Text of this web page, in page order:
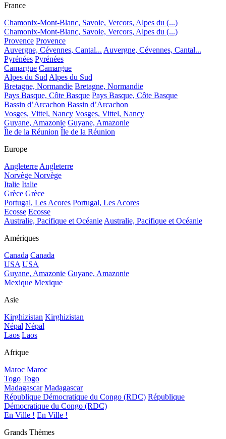
France
Chamonix-Mont-Blanc, Savoie, Vercors, Alpes du (...)
Chamonix-Mont-Blanc, Savoie, Vercors, Alpes du (...)
Provence Provence
Auvergne, Cévennes, Cantal... Auvergne, Cévennes, Cantal...
Pyrénées Pyrénées
Camargue Camargue
Alpes du Sud Alpes du Sud
Bretagne, Normandie Bretagne, Normandie
Pays Basque, Côte Basque Pays Basque, Côte Basque
Bassin d’Arcachon Bassin d’Arcachon
Vosges, Vittel, Nancy Vosges, Vittel, Nancy
Guyane, Amazonie Guyane, Amazonie
Île de la Réunion Île de la Réunion
Europe
Angleterre Angleterre
Norvège Norvège
Italie Italie
Grèce Grèce
Portugal, Les Acores Portugal, Les Acores
Ecosse Ecosse
Australie, Pacifique et Océanie Australie, Pacifique et Océanie
Amériques
Canada Canada
USA USA
Guyane, Amazonie Guyane, Amazonie
Mexique Mexique
Asie
Kirghizistan Kirghizistan
Népal Népal
Laos Laos
Afrique
Maroc Maroc
Togo Togo
Madagascar Madagascar
République Démocratique du Congo (RDC) République
Démocratique du Congo (RDC)
En Ville ! En Ville !
Grands Thèmes